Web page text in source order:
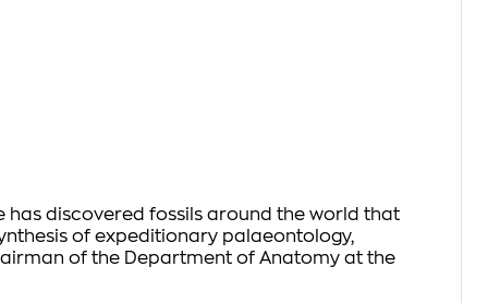
has discovered fossils around the world that
of expeditionary palaeontology,
of the Department of Anatomy at the